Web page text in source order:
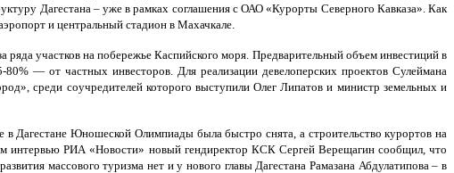
Дагестана – уже в рамках соглашения с ОАО «Курорты Северного Кавказа». Как
и центральный стадион в Махачкале.
ряда участков на побережье Каспийского моря. Предварительный объем инвестиций в
— от частных инвесторов. Для реализации девелоперских проектов Сулеймана
среди соучредителей которого выступили Олег Липатов и министр земельных и
в Дагестане Юношеской Олимпиады была быстро снята, а строительство курортов на
интервью РИА «Новости» новый гендиректор КСК Сергей Верещагин сообщил, что
массового туризма нет и у нового главы Дагестана Рамазана Абдулатипова – в